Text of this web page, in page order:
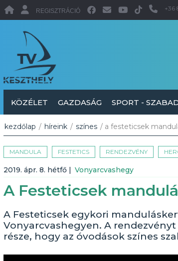
REGISZTRÁCIÓ +36
KÖZÉLET GAZDASÁG SPORT -
kezdőlap / híreink / színes / a festeticsek
MANDULA FESTETICS RENDEZVÉNY
2019. ápr. 8. hétfő | Vonyarcvashegy
A Festeticsek
A Festeticsek egykori
Vonyarcvashegyen. A
része, hogy az óvodások színes